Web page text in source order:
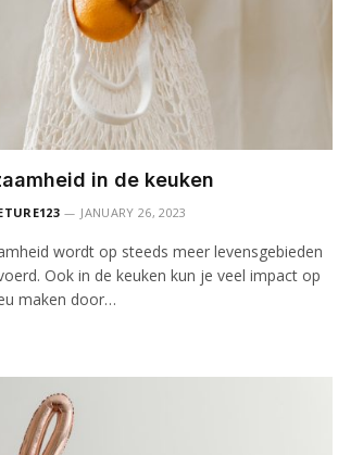
in de keuken
JANUARY 26, 2023
wordt op steeds meer levensgebieden
Ook in de keuken kun je veel impact op
maken door…